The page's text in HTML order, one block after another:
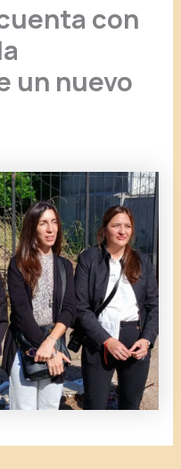
con
un nuevo